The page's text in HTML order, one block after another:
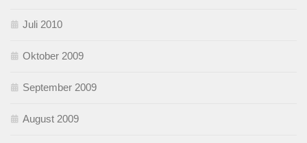
Juli 2010
Oktober 2009
September 2009
August 2009